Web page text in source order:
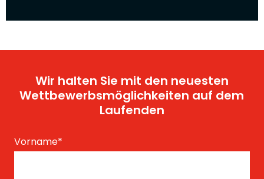
Wir halten Sie mit den neuesten
Wettbewerbsmöglichkeiten auf dem
Laufenden
Vorname*